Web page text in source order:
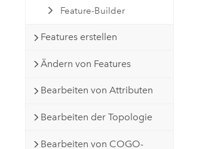
Feature-Builder
Features erstellen
Ändern von Features
Bearbeiten von Attributen
Bearbeiten der Topologie
Bearbeiten von COGO-